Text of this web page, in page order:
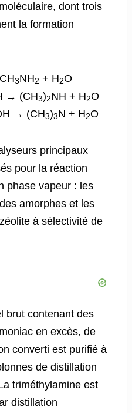
dont trois
la formation
3NH2 + H2O
→ (CH3)2NH + H2O
→ (CH3)3N + H2O
principaux
pour la réaction
phase vapeur : les
amorphes et les
à sélectivité de
brut contenant des
en excès, de
converti est purifié à
de distillation
triméthylamine est
distillation